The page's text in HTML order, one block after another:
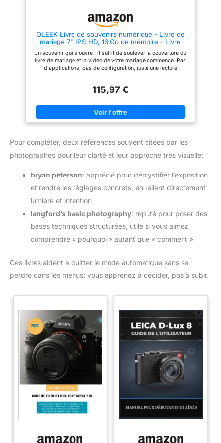
OLEEK Livre de souvenirs numérique - Livre de
mariage 7" IPS HD, 16 Go de mémoire - Livre
Album photo de mariage - Articles de mariage -
Cadeaux
Un souvenir qui s'ouvre : il suffit de soulever la couverture du
livre de mariage et la vidéo de votre mariage commence. Pas
d'applications, pas de configuration, juste une lecture
un livre de souvenirs vivant que vous partagerez avec vos
compte le plus. Voir tous les détails. Sentez chaque moment :
livre vidéo de mariage écran HD IPS de 7" avec haut-parleurs
intégrés et mémoire interne de 16 Go offrant des visuels clairs
mérite. Fabriqué pour durer pour toujours : le livre numérique
élégants en aluminium, plus une mémoire réutilisable et une
votre jour le plus précieux pour les années à venir. Facile à
utiliser et à personnaliser : faites glisser et déposez vos
vidéos et photos via USB (Mac et PC).
115,97 €
Pour compléter, deux références souvent citées par les
photographes pour leur clarté et leur approche très visuelle:
bryan peterson: apprécié pour démystifier l’exposition
et rendre les réglages concrets, en reliant directement
lumière et intention
langford’s basic photography: réputé pour poser des
bases techniques structurées, utile si vous aimez
comprendre « pourquoi » autant que « comment »
Ces livres aident à quitter le mode automatique sans se
perdre dans les menus: vous apprenez à décider, pas à subir.